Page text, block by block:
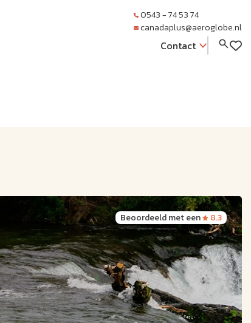
0543 - 74 53 74
canadaplus@aeroglobe.nl
Contact
Beoordeeld met een 8.3